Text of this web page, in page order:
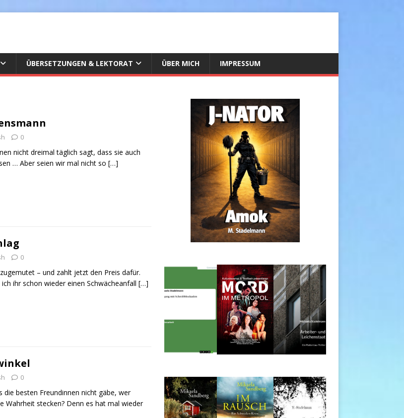
ÜBERSETZUNGEN & LEKTORAT ÜBER MICH IMPRESSUM
0
nicht dreimal täglich sagt, dass sie auch
… Aber seien wir mal nicht so […]
0
– und zahlt jetzt den Preis dafür.
ihr schon wieder einen Schwächeanfall […]
0
die besten Freundinnen nicht gäbe, wer
Wahrheit stecken? Denn es hat mal wieder